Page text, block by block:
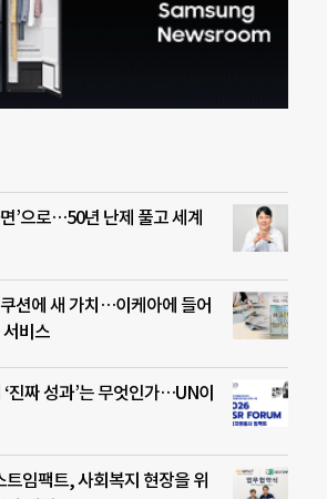
’으로…50년 난제 풀고 세계
션에 새 가치…이케아에 들어
비스
진짜 성과’는 무엇인가…UN이
임팩트, 사회복지 현장을 위